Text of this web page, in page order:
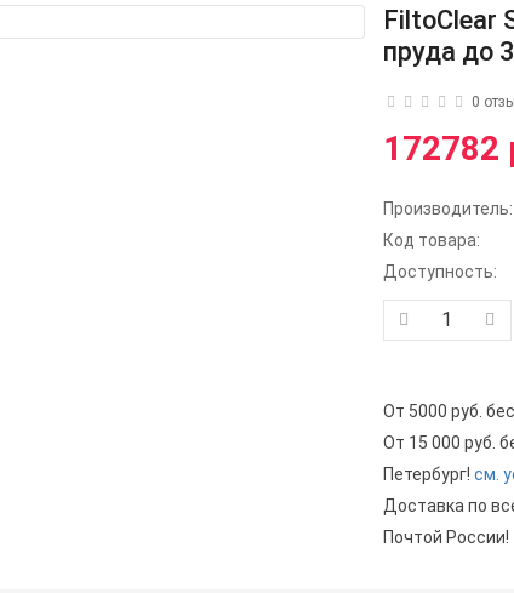
FiltoClear
пруда до
0
172782
Производитель:
Код товара:
Доступность:
От 5000 руб.
От 15 000 руб.
Петербург! см.
Доставка по
Почтой России!